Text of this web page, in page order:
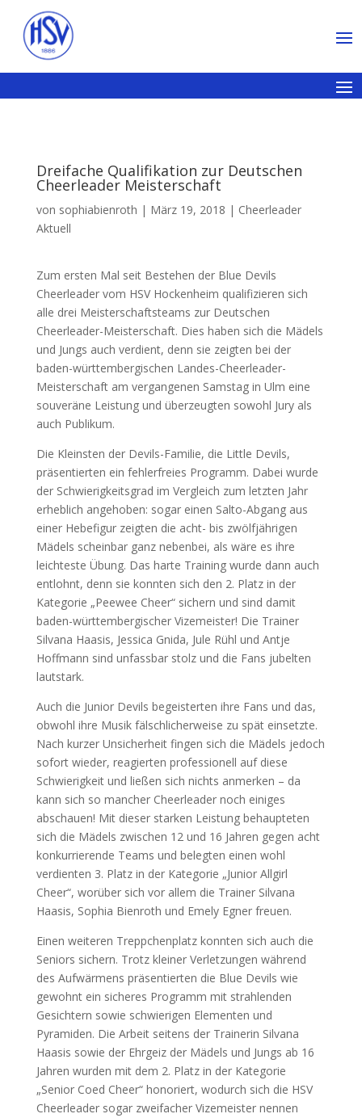
Dreifache Qualifikation zur Deutschen
Cheerleader Meisterschaft
von sophiabienroth | März 19, 2018 | Cheerleader
Aktuell
Zum ersten Mal seit Bestehen der Blue Devils
Cheerleader vom HSV Hockenheim qualifizieren sich
alle drei Meisterschaftsteams zur Deutschen
Cheerleader-Meisterschaft. Dies haben sich die Mädels
und Jungs auch verdient, denn sie zeigten bei der
baden-württembergischen Landes-Cheerleader-
Meisterschaft am vergangenen Samstag in Ulm eine
souveräne Leistung und überzeugten sowohl Jury als
auch Publikum.
Die Kleinsten der Devils-Familie, die Little Devils,
präsentierten ein fehlerfreies Programm. Dabei wurde
der Schwierigkeitsgrad im Vergleich zum letzten Jahr
erheblich angehoben: sogar einen Salto-Abgang aus
einer Hebefigur zeigten die acht- bis zwölfjährigen
Mädels scheinbar ganz nebenbei, als wäre es ihre
leichteste Übung. Das harte Training wurde dann auch
entlohnt, denn sie konnten sich den 2. Platz in der
Kategorie „Peewee Cheer“ sichern und sind damit
baden-württembergischer Vizemeister! Die Trainer
Silvana Haasis, Jessica Gnida, Jule Rühl und Antje
Hoffmann sind unfassbar stolz und die Fans jubelten
lautstark.
Auch die Junior Devils begeisterten ihre Fans und das,
obwohl ihre Musik fälschlicherweise zu spät einsetzte.
Nach kurzer Unsicherheit fingen sich die Mädels jedoch
sofort wieder, reagierten professionell auf diese
Schwierigkeit und ließen sich nichts anmerken – da
kann sich so mancher Cheerleader noch einiges
abschauen! Mit dieser starken Leistung behaupteten
sich die Mädels zwischen 12 und 16 Jahren gegen acht
konkurrierende Teams und belegten einen wohl
verdienten 3. Platz in der Kategorie „Junior Allgirl
Cheer“, worüber sich vor allem die Trainer Silvana
Haasis, Sophia Bienroth und Emely Egner freuen.
Einen weiteren Treppchenplatz konnten sich auch die
Seniors sichern. Trotz kleiner Verletzungen während
des Aufwärmens präsentierten die Blue Devils wie
gewohnt ein sicheres Programm mit strahlenden
Gesichtern sowie schwierigen Elementen und
Pyramiden. Die Arbeit seitens der Trainerin Silvana
Haasis sowie der Ehrgeiz der Mädels und Jungs ab 16
Jahren wurden mit dem 2. Platz in der Kategorie
„Senior Coed Cheer“ honoriert, wodurch sich die HSV
Cheerleader sogar zweifacher Vizemeister nennen